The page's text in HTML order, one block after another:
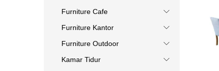
Furniture Cafe
Furniture Kantor
Furniture Outdoor
Kamar Tidur